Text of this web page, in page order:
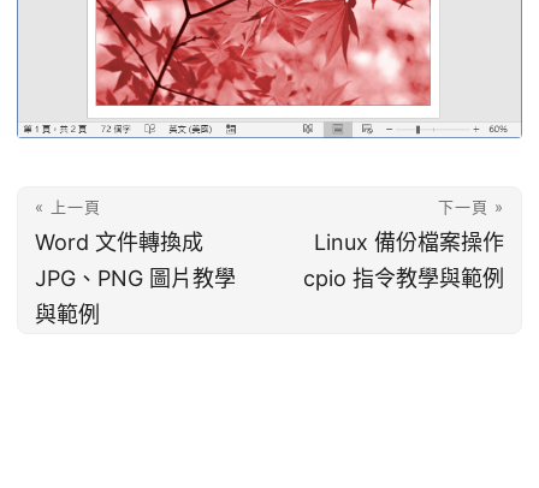
« 上一頁
Word 文件轉換成
JPG、PNG 圖片教學
與範例
下一頁 »
Linux 備份檔案操作
cpio 指令教學與範例